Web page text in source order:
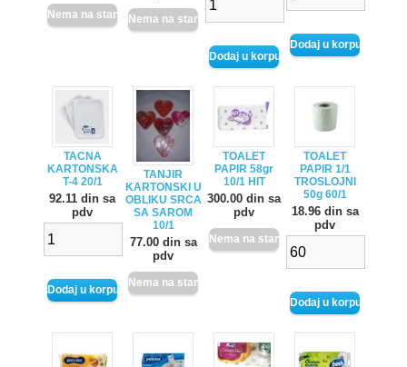
TACNA
KARTONSKA
T-4 20/1
92.11 din sa
pdv
TANJIR
KARTONSKI U
OBLIKU SRCA
SA SAROM
10/1
77.00 din sa
pdv
TOALET
PAPIR 58gr
10/1 HIT
300.00 din sa
pdv
TOALET
PAPIR 1/1
TROSLOJNI
50g 60/1
18.96 din sa
pdv